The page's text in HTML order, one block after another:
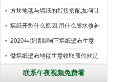
好
方块地毯与墙纸的衔接搭配,如何让
墙纸开裂什么原因,用什么胶水修补
2020年疫情影响下墙纸壁布生意
做墙纸壁布地毯生意收取预付款是
联系午夜视频免费看